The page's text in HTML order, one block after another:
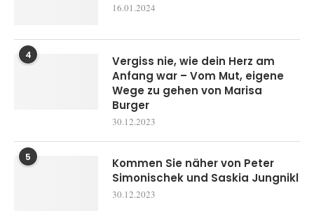
16.01.2024
4
Vergiss nie, wie dein Herz am
Anfang war – Vom Mut, eigene
Wege zu gehen von Marisa
Burger
30.12.2023
5
Kommen Sie näher von Peter
Simonischek und Saskia Jungnikl
30.12.2023